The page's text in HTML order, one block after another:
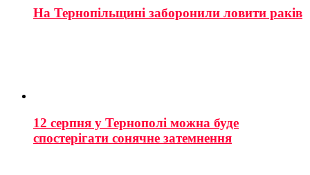
На Тернопільщині заборонили ловити раків
12 серпня у Тернополі можна буде
спостерігати сонячне затемнення